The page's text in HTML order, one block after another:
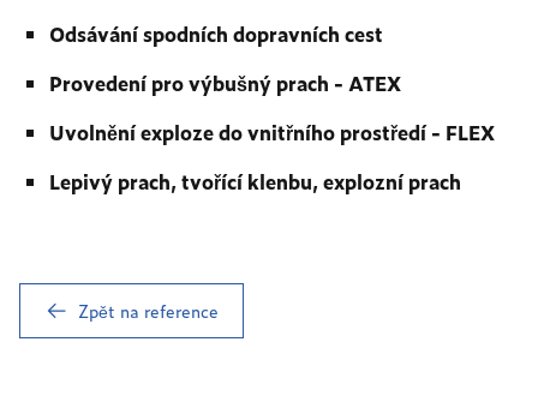
Odsávání spodních dopravních cest
Provedení pro výbušný prach - ATEX
Uvolnění exploze do vnitřního prostředí - FLEX
Lepivý prach, tvořící klenbu, explozní prach
Zpět na reference